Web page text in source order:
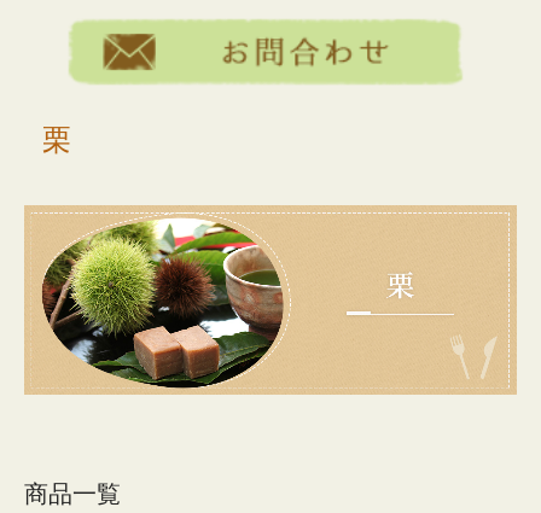
ジュース
うどん・そば
はちみつ・ジャム
味噌
お菓子
醤油
栗
商品一覧